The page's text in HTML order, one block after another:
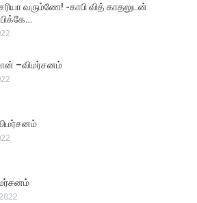
வரும்ணே! -காபி வித் காதலுடன்
–விமர்சனம்